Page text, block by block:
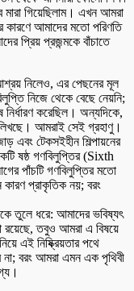
মারা গিয়েছিলাম। এখন আমরা
আমাদের মতো পরিণতি
প্রিয় প্রজন্মকে বাঁচাতে
নিলেও, এর পেছনের মূল
নিজে থেকে বেছে নেয়নি;
করেছিল। অন্যদিকে,
আমরাই সেই গ্রহাণু।
এবং টেকসইহীন শিল্পায়নের
ষষ্ঠ গণবিলুপ্তির (Sixth
পাঁচটি গণবিলুপ্তির মতো
কারণ প্রাকৃতিক নয়; বরং
তুলে ধরে: আমাদের ভবিষ্যৎ
রয়েছে, তবুও আমরা এ বিষয়ে
এই নিষ্ক্রিয়তার পথে
না; বরং আমরা এমন এক পৃথিবী